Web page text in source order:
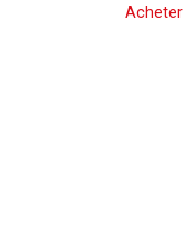
Acheter